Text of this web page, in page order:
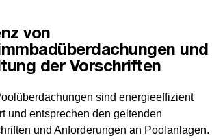
von
und
der Vorschriften
sind energieeffizient
und entsprechen den geltenden
und Anforderungen an Poolanlagen.